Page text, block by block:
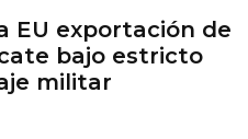
EU exportación de
bajo estricto
militar